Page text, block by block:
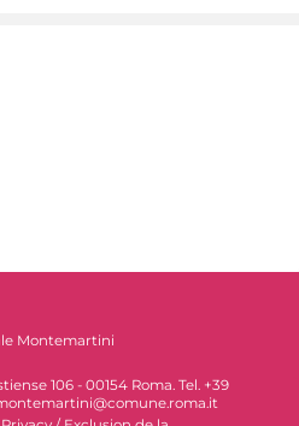
Montemartini
106 - 00154 Roma. Tel. +39